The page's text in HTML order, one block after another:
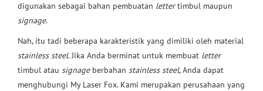
digunakan sebagai bahan pembuatan lettertimbul maupun
signage.
Nah, itu tadi beberapa karakteristik yang dimiliki oleh material
stainless steel. Jika Anda berminat untuk membuat letter
timbul atau signageberbahan stainless steel, Anda dapat
menghubungi My Laser Fox. Kami merupakan perusahaan yang